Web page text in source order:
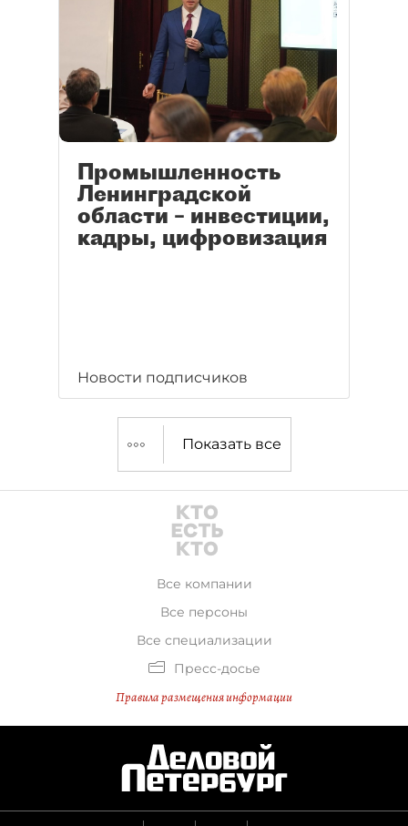
Промышленность
Ленинградской
области – инвестиции,
кадры, цифровизация
Новости подписчиков
Показать все
Все компании
Все персоны
Все специализации
Пресс-досье
Правила размещения информации